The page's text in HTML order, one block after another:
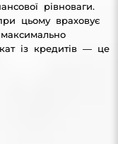
рівноваги.
цьому враховує
із кредитів — це